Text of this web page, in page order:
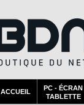
ACCUEIL
PC - ÉCRAN
TABLETTE